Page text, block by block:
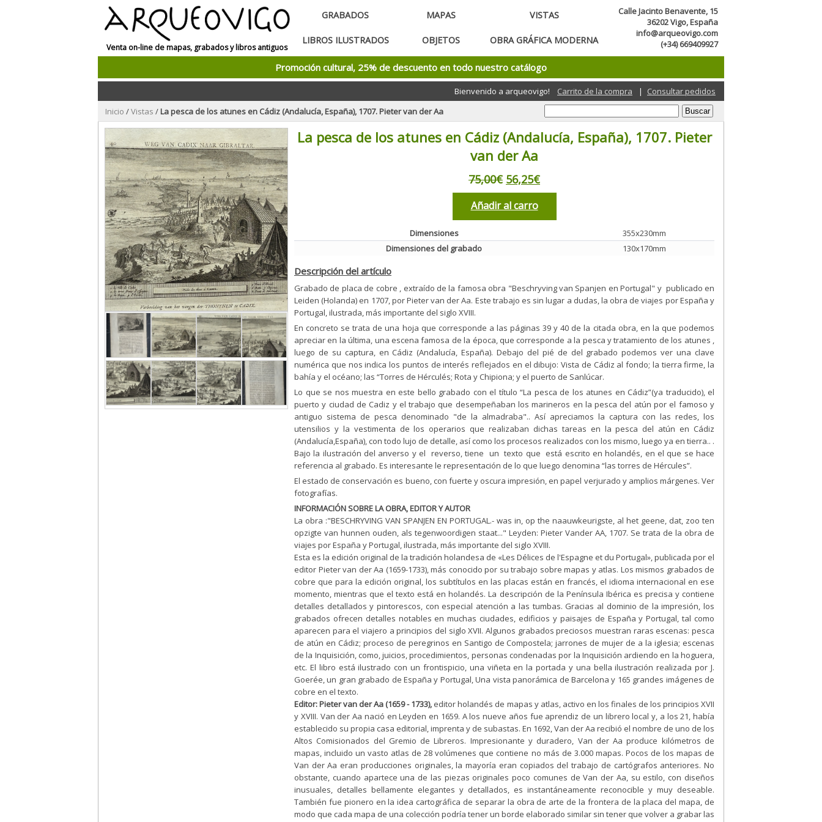
Venta on-line de mapas, grabados y libros antiguos
GRABADOS MAPAS VISTAS
LIBROS ILUSTRADOS OBJETOS OBRA GRÁFICA MODERNA
Calle Jacinto Benavente, 15
36202 Vigo, España
info@arqueovigo.com
(+34) 669409927
Promoción cultural, 25% de descuento en todo nuestro catálogo
Bienvenido a arqueovigo! Carrito de la compra |
Consultar pedidos
Inicio /Vistas /La pesca de los atunes en Cádiz (Andalucía, España), 1707. Pieter van der Aa
La pesca de los atunes en Cádiz (Andalucía, España), 1707. Pieter
van der Aa
75,00€ 56,25€
Añadir al carro
Dimensiones
355x230mm
Dimensiones del grabado
130x170mm
Descripción del artículo
Grabado de placa de cobre , extraído de la famosa obra "Beschryving van Spanjen en Portugal" y publicado en
Leiden (Holanda) en 1707, por Pieter van der Aa. Este trabajo es sin lugar a dudas, la obra de viajes por España y
Portugal, ilustrada, más importante del siglo XVIII.
En concreto se trata de una hoja que corresponde a las páginas 39 y 40 de la citada obra, en la que podemos
apreciar en la última, una escena famosa de la época, que corresponde a la pesca y tratamiento de los atunes ,
luego de su captura, en Cádiz (Andalucía, España). Debajo del pié de del grabado podemos ver una clave
numérica que nos indica los puntos de interés reflejados en el dibujo: Vista de Cádiz al fondo; la tierra firme, la
bahía y el océano; las “Torres de Hérculés; Rota y Chipiona; y el puerto de Sanlúcar.
Lo que se nos muestra en este bello grabado con el título “La pesca de los atunes en Cádiz”(ya traducido), el
puerto y ciudad de Cadiz y el trabajo que desempeñaban los marineros en la pesca del atún por el famoso y
antiguo sistema de pesca denominado "de la almadraba".. Así apreciamos la captura con las redes, los
utensilios y la vestimenta de los operarios que realizaban dichas tareas en la pesca del atún en Cádiz
(Andalucía,España), con todo lujo de detalle, así como los procesos realizados con los mismo, luego ya en tierra.. .
Bajo la ilustración del anverso y el reverso, tiene un texto que está escrito en holandés, en el que se hace
referencia al grabado. Es interesante le representación de lo que luego denomina “las torres de Hércules”.
El estado de conservación es bueno, con fuerte y oscura impresión, en papel verjurado y amplios márgenes. Ver
fotografías.
INFORMACIÓN SOBRE LA OBRA, EDITOR Y AUTOR
La obra :"BESCHRYVING VAN SPANJEN EN PORTUGAL.- was in, op the naauwkeurigste, al het geene, dat, zoo ten
opzigte van hunnen ouden, als tegenwoordigen staat..." Leyden: Pieter Vander AA, 1707. Se trata de la obra de
viajes por España y Portugal, ilustrada, más importante del siglo XVIII.
Esta es la edición original de la tradición holandesa de «Les Délices de l'Espagne et du Portugal», publicada por el
editor Pieter van der Aa (1659-1733), más conocido por su trabajo sobre mapas y atlas. Los mismos grabados de
cobre que para la edición original, los subtítulos en las placas están en francés, el idioma internacional en ese
momento, mientras que el texto está en holandés. La descripción de la Península Ibérica es precisa y contiene
detalles detallados y pintorescos, con especial atención a las tumbas. Gracias al dominio de la impresión, los
grabados ofrecen detalles notables en muchas ciudades, edificios y paisajes de España y Portugal, tal como
aparecen para el viajero a principios del siglo XVII. Algunos grabados preciosos muestran raras escenas: pesca
de atún en Cádiz; proceso de peregrinos en Santigo de Compostela; jarrones de mujer de a la iglesia; escenas
de la Inquisición, como, juicios, procedimientos, personas condenadas por la Inquisición ardiendo en la hoguera,
etc. El libro está ilustrado con un frontispicio, una viñeta en la portada y una bella ilustración realizada por J.
Goerée, un gran grabado de España y Portugal, Una vista panorámica de Barcelona y 165 grandes imágenes de
cobre en el texto.
Editor: Pieter van der Aa (1659 - 1733), editor holandés de mapas y atlas, activo en los finales de los principios XVII
y XVIII. Van der Aa nació en Leyden en 1659. A los nueve años fue aprendiz de un librero local y, a los 21, había
establecido su propia casa editorial, imprenta y de subastas. En 1692, Van der Aa recibió el nombre de uno de los
Altos Comisionados del Gremio de Libreros. Impresionante y duradero, Van der Aa produce kilómetros de
mapas, incluido un vasto atlas de 28 volúmenes que contiene no más de 3.000 mapas. Pocos de los mapas de
Van der Aa eran producciones originales, la mayoría eran copiados del trabajo de cartógrafos anteriores. No
obstante, cuando apartece una de las piezas originales poco comunes de Van der Aa, su estilo, con diseños
inusuales, detalles bellamente elegantes y detallados, es instantáneamente reconocible y muy deseable.
También fue pionero en la idea cartográfica de separar la obra de arte de la frontera de la placa del mapa, de
modo que cada mapa de una colección podría tener un borde elaborado similar sin tener que volver a grabar las